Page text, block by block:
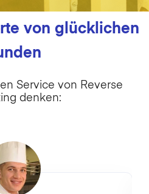
von glücklichen
Service von Reverse
denken: